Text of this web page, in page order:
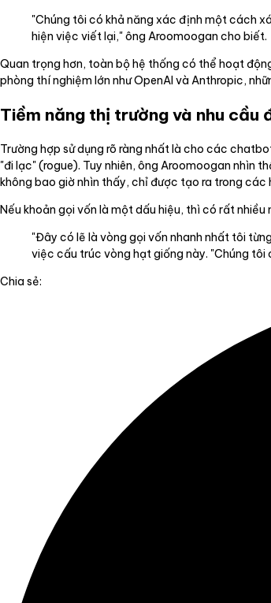
"Chúng tôi có khả năng xác định một cách
hiện việc viết lại," ông Aroomoogan cho biết.
Quan trọng hơn, toàn bộ hệ thống có thể hoạt
phòng thí nghiệm lớn như OpenAI và Anthropic,
Tiềm năng thị trường và nhu cầu
Trường hợp sử dụng rõ ràng nhất là cho các
"đi lạc" (rogue). Tuy nhiên, ông Aroomoogan nhìn
không bao giờ nhìn thấy, chỉ được tạo ra trong các
Nếu khoản gọi vốn là một dấu hiệu, thì có rất
"Đây có lẽ là vòng gọi vốn nhanh nhất tôi
việc cấu trúc vòng hạt giống này. "Chúng
Chia sẻ: